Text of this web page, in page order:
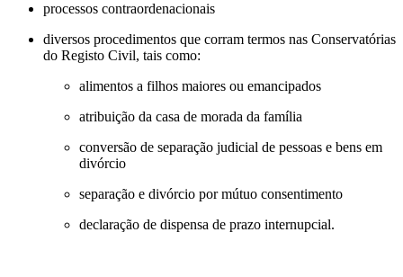
processos contraordenacionais
diversos procedimentos que corram termos nas Conservatórias
do Registo Civil, tais como:
alimentos a filhos maiores ou emancipados
atribuição da casa de morada da família
conversão de separação judicial de pessoas e bens em
divórcio
separação e divórcio por mútuo consentimento
declaração de dispensa de prazo internupcial.